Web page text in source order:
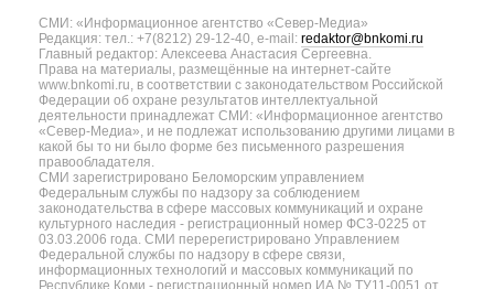
СМИ: «Информационное агентство «Север-Медиа»
Редакция: тел.: +7(8212) 29-12-40, e-mail: redaktor@bnkomi.ru
Главный редактор: Алексеева Анастасия Сергеевна.
Права на материалы, размещённые на интернет-сайте
www.bnkomi.ru, в соответствии с законодательством Российской
Федерации об охране результатов интеллектуальной
деятельности принадлежат СМИ: «Информационное агентство
«Север-Медиа», и не подлежат использованию другими лицами в
какой бы то ни было форме без письменного разрешения
правообладателя.
СМИ зарегистрировано Беломорским управлением
Федеральным службы по надзору за соблюдением
законодательства в сфере массовых коммуникаций и охране
культурного наследия - регистрационный номер ФС3-0225 от
03.03.2006 года. СМИ перерегистрировано Управлением
Федеральной службы по надзору в сфере связи,
информационных технологий и массовых коммуникаций по
Республике Коми - регистрационный номер ИА № ТУ11-0051 от